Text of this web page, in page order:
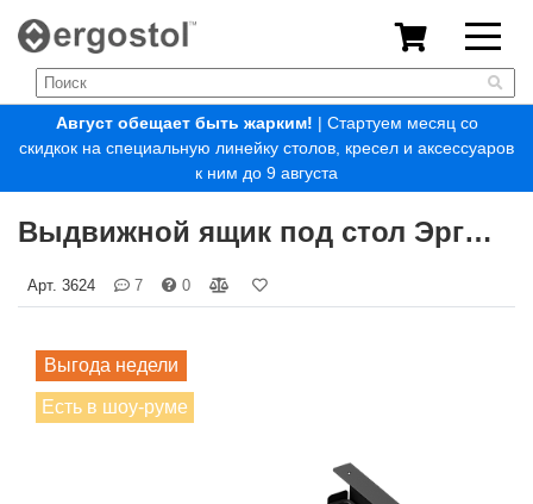
Август обещает быть жарким! | Стартуем месяц со
скидкок на специальную линейку столов, кресел и аксессуаров
к ним до 9 августа
Выдвижной ящик под стол Эргостол ЯВ-3622
Арт. 3624 7 0
Выгода недели
Есть в шоу-руме